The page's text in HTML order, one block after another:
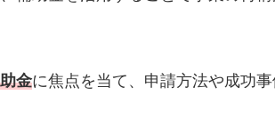
金に焦点を当て、申請方法や成功